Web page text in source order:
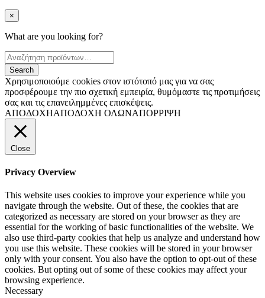
×
What are you looking for?
Χρησιμοποιούμε cookies στον ιστότοπό μας για να σας
προσφέρουμε την πιο σχετική εμπειρία, θυμόμαστε τις προτιμήσεις
σας και τις επανειλημμένες επισκέψεις.
ΑΠΟΔΟΧΗΑΠΟΔΟΧΗ ΟΛΩΝΑΠΟΡΡΙΨΗ
Close
Privacy Overview
This website uses cookies to improve your experience while you
navigate through the website. Out of these, the cookies that are
categorized as necessary are stored on your browser as they are
essential for the working of basic functionalities of the website. We
also use third-party cookies that help us analyze and understand how
you use this website. These cookies will be stored in your browser
only with your consent. You also have the option to opt-out of these
cookies. But opting out of some of these cookies may affect your
browsing experience.
Necessary